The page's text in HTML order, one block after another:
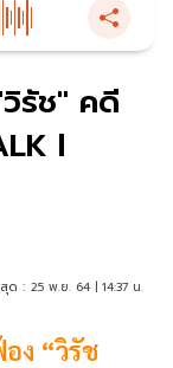
รัช" คดี
l
ด : 25 พ.ย. 64 | 14:37 น.
ง “วิรัช